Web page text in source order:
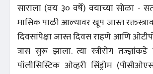
साराला (वय ३० वर्षे) वयाच्या सोळा -
मासिक पाळी आल्यावर खूप जास्त
दिवसांपेक्षा जास्त दिवस राहणे आणि
त्रास सुरू झाला. त्या स्त्रीरोग
पॉलीसिस्टिक ओव्हरी सिंड्रोम